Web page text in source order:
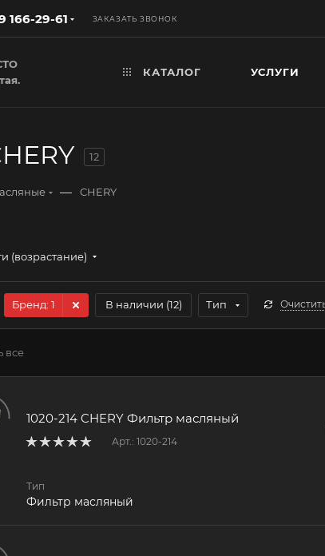
166-29-61 ЗАКАЗАТЬ ЗВОНОК
КАТАЛОГ УСЛУГИ
12
— CHERY
(возрастание)
Бренд: 1 В наличии (12) Тип
все
1020-214 CHERY Фильтр масляный
Арт.: 1020-214
Тип
Фильтр масляный